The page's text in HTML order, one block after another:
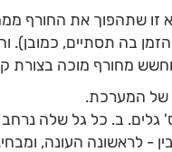
זו שתהפוך את החורף
בה תסתיים,
וחשש מחורף מוכה בצורת
של המערכת.
ב. כל גל שלה
- לראשונה העונה,